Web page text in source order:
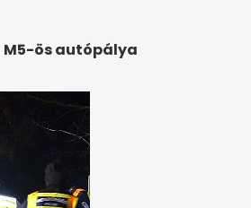
M5-ös autópálya